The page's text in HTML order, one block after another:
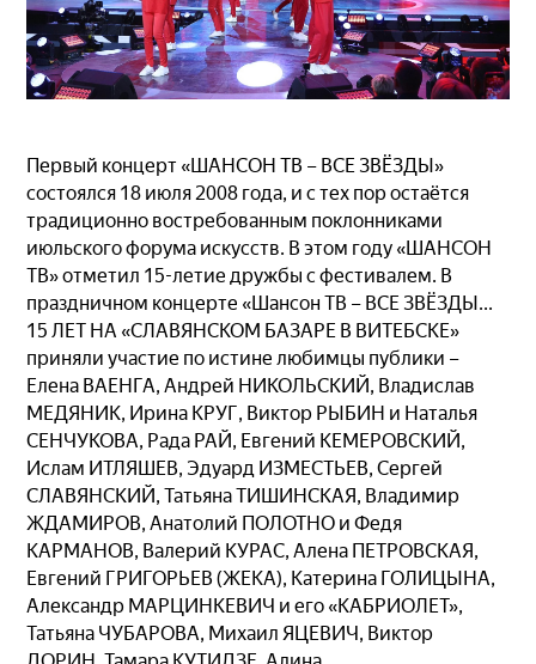
Первый концерт «ШАНСОН ТВ – ВСЕ ЗВЁЗДЫ»
состоялся 18 июля 2008 года, и с тех пор остаётся
традиционно востребованным поклонниками
июльского форума искусств. В этом году «ШАНСОН
ТВ» отметил 15-летие дружбы с фестивалем. В
праздничном концерте «Шансон ТВ – ВСЕ ЗВЁЗДЫ...
15 ЛЕТ НА «СЛАВЯНСКОМ БАЗАРЕ В ВИТЕБСКЕ»
приняли участие по истине любимцы публики –
Елена ВАЕНГА, Андрей НИКОЛЬСКИЙ, Владислав
МЕДЯНИК, Ирина КРУГ, Виктор РЫБИН и Наталья
СЕНЧУКОВА, Рада РАЙ, Евгений КЕМЕРОВСКИЙ,
Ислам ИТЛЯШЕВ, Эдуард ИЗМЕСТЬЕВ, Сергей
СЛАВЯНСКИЙ, Татьяна ТИШИНСКАЯ, Владимир
ЖДАМИРОВ, Анатолий ПОЛОТНО и Федя
КАРМАНОВ, Валерий КУРАС, Алена ПЕТРОВСКАЯ,
Евгений ГРИГОРЬЕВ (ЖЕКА), Катерина ГОЛИЦЫНА,
Александр МАРЦИНКЕВИЧ и его «КАБРИОЛЕТ»,
Татьяна ЧУБАРОВА, Михаил ЯЦЕВИЧ, Виктор